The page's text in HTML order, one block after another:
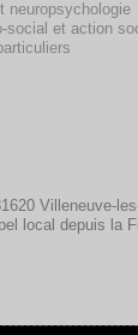
neuropsychologie
social et action
Villeneuve-
local depuis la